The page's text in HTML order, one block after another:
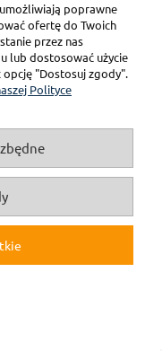
strony
online F3M.pl
poprawne
ofertę do Twoich
przez nas
lub dostosować użycie
"Dostosuj zgody".
Polityce